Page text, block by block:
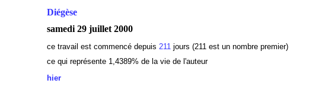
Diégèse
samedi 29 juillet 2000
ce travail est commencé depuis 211jours (211 est un nombre premier)
ce qui représente 1,4389% de la vie de l'auteur
hier